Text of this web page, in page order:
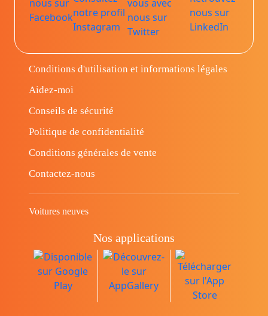
Conditions d'utilisation et informations légales
Aidez-moi
Conseils de sécurité
Politique de confidentialité
Conditions générales de vente
Contactez-nous
Voitures neuves
Nos applications